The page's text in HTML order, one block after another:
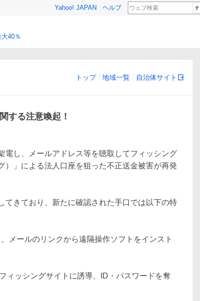
Yahoo! JAPAN ヘルプ
40％
トップ 地域一覧 自治体サイト
する注意喚起！
し、メールアドレス等を聴取してフィッシング
」による法人口座を狙った不正送金被害が再発
てきており、新たに確認された手口では以下の特
メールのリンクから遠隔操作ソフトをインスト
ィッシングサイトに誘導、ID・パスワードを奪